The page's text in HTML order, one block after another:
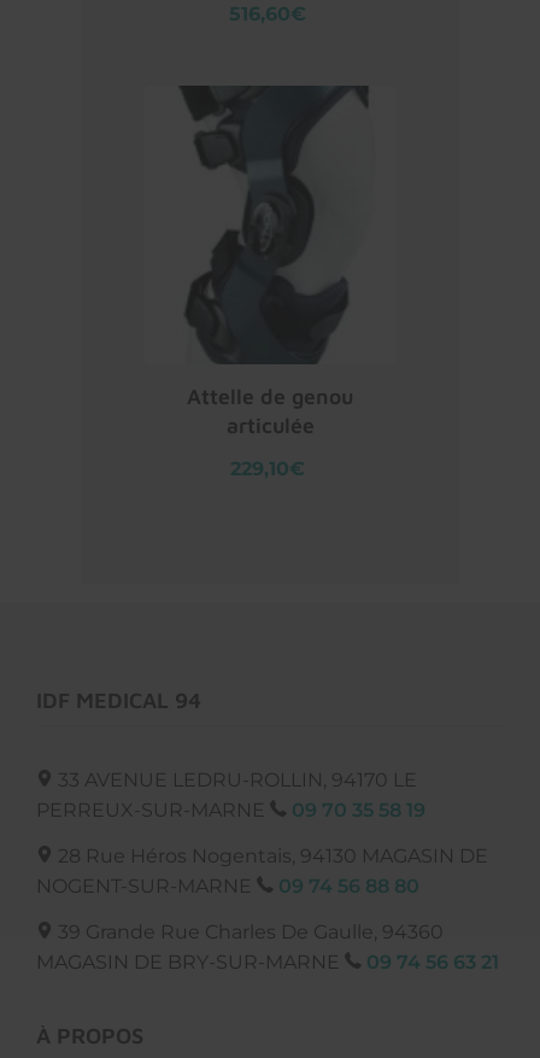
516,60€
Attelle de genou
articulée
229,10€
IDF MEDICAL 94
33 AVENUE LEDRU-ROLLIN, 94170 LE
PERREUX-SUR-MARNE
09 70 35 58 19
28 Rue Héros Nogentais, 94130 MAGASIN DE
NOGENT-SUR-MARNE
09 74 56 88 80
39 Grande Rue Charles De Gaulle, 94360
MAGASIN DE BRY-SUR-MARNE
09 74 56 63 21
À PROPOS